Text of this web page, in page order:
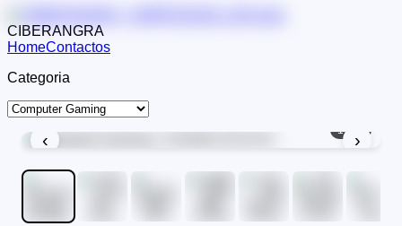
CIBERANGRA
HomeContactos
Categoria
‹ ›
1/